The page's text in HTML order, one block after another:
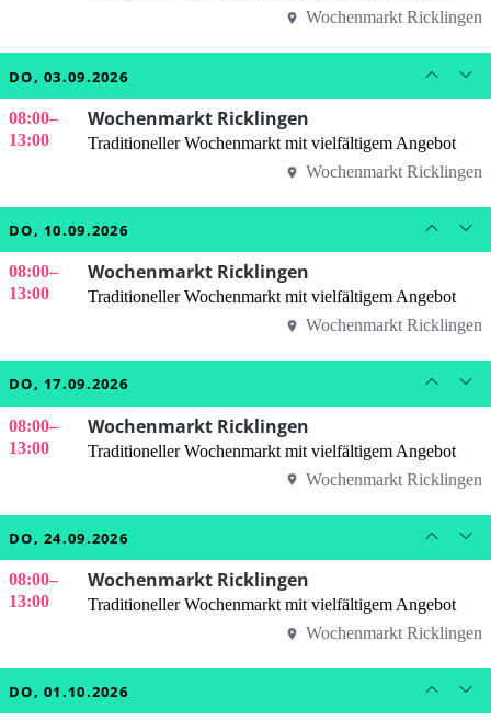
Wochenmarkt Ricklingen
DO, 03.09.2026
08:00–
13:00
Wochenmarkt Ricklingen
Traditioneller Wochenmarkt mit vielfältigem Angebot
Wochenmarkt Ricklingen
DO, 10.09.2026
08:00–
13:00
Wochenmarkt Ricklingen
Traditioneller Wochenmarkt mit vielfältigem Angebot
Wochenmarkt Ricklingen
DO, 17.09.2026
08:00–
13:00
Wochenmarkt Ricklingen
Traditioneller Wochenmarkt mit vielfältigem Angebot
Wochenmarkt Ricklingen
DO, 24.09.2026
08:00–
13:00
Wochenmarkt Ricklingen
Traditioneller Wochenmarkt mit vielfältigem Angebot
Wochenmarkt Ricklingen
DO, 01.10.2026